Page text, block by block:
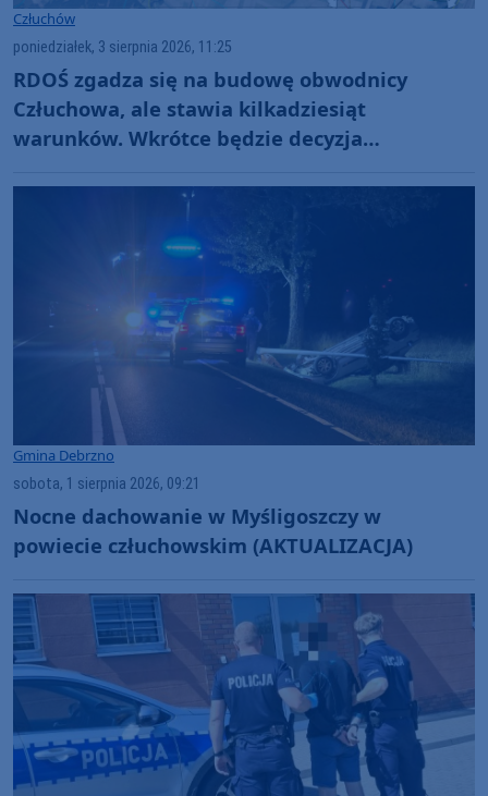
Człuchów
poniedziałek, 3 sierpnia 2026, 11:25
RDOŚ zgadza się na budowę obwodnicy
Człuchowa, ale stawia kilkadziesiąt
warunków. Wkrótce będzie decyzja
Gmina Debrzno
sobota, 1 sierpnia 2026, 09:21
Nocne dachowanie w Myśligoszczy w
powiecie człuchowskim (AKTUALIZACJA)